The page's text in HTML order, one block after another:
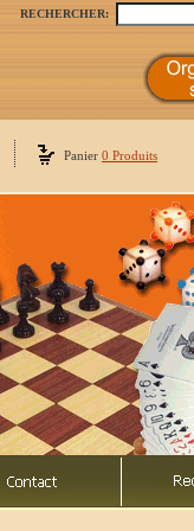
RECHERCHER:
Panier 0 Produits